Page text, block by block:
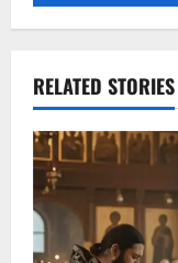
RELATED STORIES